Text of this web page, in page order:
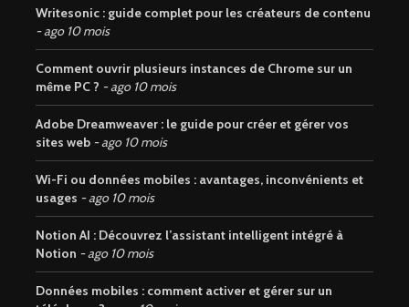
Writesonic : guide complet pour les créateurs de contenu
ago 10 mois
Comment ouvrir plusieurs instances de Chrome sur un
même PC ?
ago 10 mois
Adobe Dreamweaver : le guide pour créer et gérer vos
sites web
ago 10 mois
Wi-Fi ou données mobiles : avantages, inconvénients et
usages
ago 10 mois
Notion AI : Découvrez l’assistant intelligent intégré à
Notion
ago 10 mois
Données mobiles : comment activer et gérer sur un